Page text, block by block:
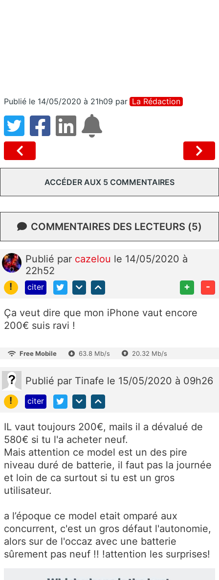
Publié le 14/05/2020 à 21h09 par La Rédaction
ACCÉDER AUX 5 COMMENTAIRES
COMMENTAIRES DES LECTEURS (5)
Publié par cazelou le 14/05/2020 à
22h52
!
citer + -
Ça veut dire que mon iPhone vaut encore
200€ suis ravi !
Free Mobile 63.8 Mb/s 20.32 Mb/s
Publié par Tinafe le 15/05/2020 à 09h26
!
citer
IL vaut toujours 200€, mails il a dévalué de
580€ si tu l'a acheter neuf.
Mais attention ce model est un des pire
niveau duré de batterie, il faut pas la journée
et loin de ca surtout si tu est un gros
utilisateur.
a l’époque ce model etait omparé aux
concurrent, c'est un gros défaut l'autonomie,
alors sur de l'occaz avec une batterie
sûrement pas neuf !! !attention les surprises!